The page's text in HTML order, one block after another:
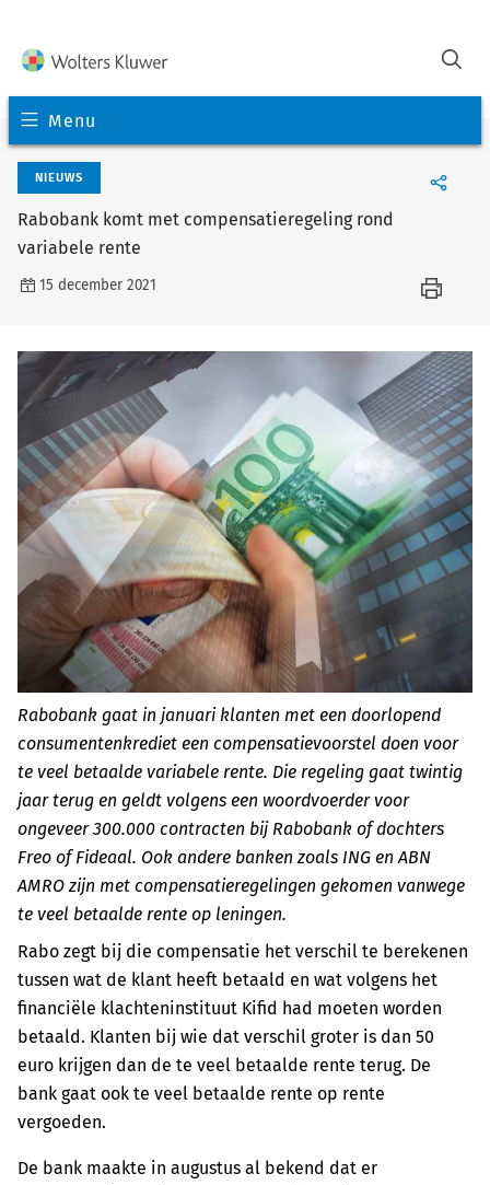
Menu
NIEUWS
Rabobank komt met compensatieregeling rond
variabele rente
15 december 2021
Rabobank gaat in januari klanten met een doorlopend
consumentenkrediet een compensatievoorstel doen voor
te veel betaalde variabele rente. Die regeling gaat twintig
jaar terug en geldt volgens een woordvoerder voor
ongeveer 300.000 contracten bij Rabobank of dochters
Freo of Fideaal. Ook andere banken zoals ING en ABN
AMRO zijn met compensatieregelingen gekomen vanwege
te veel betaalde rente op leningen.
Rabo zegt bij die compensatie het verschil te berekenen
tussen wat de klant heeft betaald en wat volgens het
financiële klachteninstituut Kifid had moeten worden
betaald. Klanten bij wie dat verschil groter is dan 50
euro krijgen dan de te veel betaalde rente terug. De
bank gaat ook te veel betaalde rente op rente
vergoeden.
De bank maakte in augustus al bekend dat er